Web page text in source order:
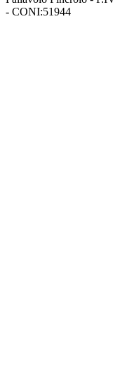
- CONI:51944